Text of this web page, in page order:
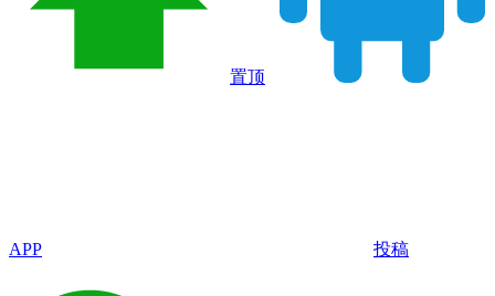
置顶
APP 投稿